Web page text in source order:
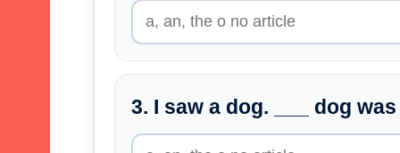
3. I saw a dog. ___ dog